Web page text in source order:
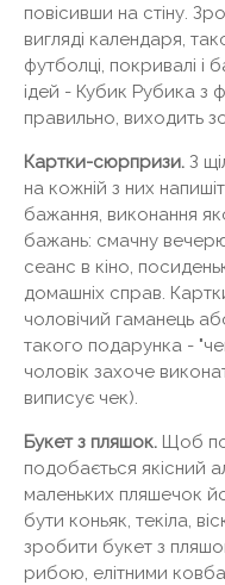
повісивши на стіну.
вигляді календаря,
футболці, покривалі і
ідей - Кубик Рубика з
правильно, виходить
Картки-сюрпризи. З
на кожній з них
бажання, виконання
​​бажань: смачну
сеанс в кіно,
домашніх справ.
чоловічий гаманець
такого подарунка -
чоловік захоче
виписує чек).
Букет з пляшок. Щоб
подобається якісний
маленьких пляшечок
бути коньяк, текіла,
зробити букет з
рибою, елітними